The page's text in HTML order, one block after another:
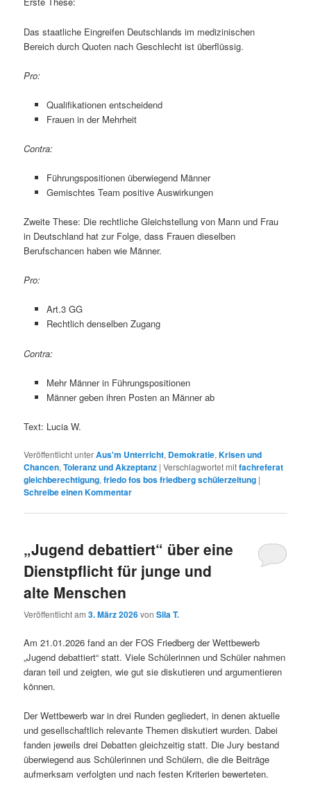
Das staatliche Eingreifen Deutschlands im medizinischen
Bereich durch Quoten nach Geschlecht ist überflüssig.
Pro:
Qualifikationen entscheidend
Frauen in der Mehrheit
Contra:
Führungspositionen überwiegend Männer
Gemischtes Team positive Auswirkungen
Zweite These: Die rechtliche Gleichstellung von Mann und Frau
in Deutschland hat zur Folge, dass Frauen dieselben
Berufschancen haben wie Männer.
Pro:
Art.3 GG
Rechtlich denselben Zugang
Contra:
Mehr Männer in Führungspositionen
Männer geben ihren Posten an Männer ab
Text: Lucia W.
Veröffentlicht unterAus'm Unterricht, Demokratie,Krisen und
Chancen,Toleranz und Akzeptanz |Verschlagwortet mitfachreferat
gleichberechtigung,friedo fos bos friedberg schülerzeitung |
Schreibe einen Kommentar
„Jugend debattiert“ über eine
Dienstpflicht für junge und
alte Menschen
Veröffentlicht am3. März 2026vonSila T.
Am 21.01.2026 fand an der FOS Friedberg der Wettbewerb
„Jugend debattiert“ statt. Viele Schülerinnen und Schüler nahmen
daran teil und zeigten, wie gut sie diskutieren und argumentieren
können.
Der Wettbewerb war in drei Runden gegliedert, in denen aktuelle
und gesellschaftlich relevante Themen diskutiert wurden. Dabei
fanden jeweils drei Debatten gleichzeitig statt. Die Jury bestand
überwiegend aus Schülerinnen und Schülern, die die Beiträge
aufmerksam verfolgten und nach festen Kriterien bewerteten.